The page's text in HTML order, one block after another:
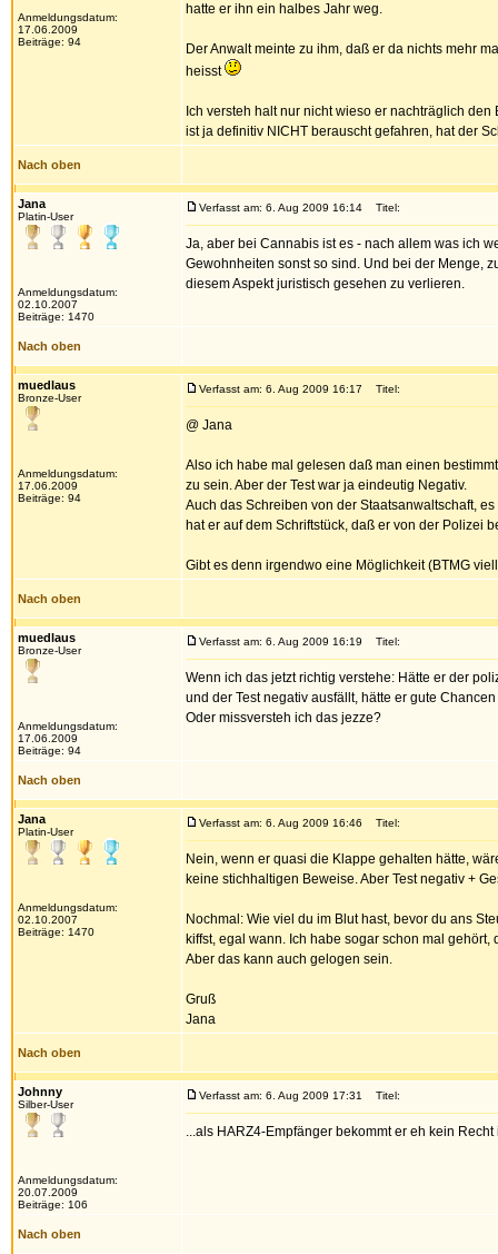
Anmeldungsdatum:
17.06.2009
Beiträge: 94
hatte er ihn ein halbes Jahr weg.
Der Anwalt meinte zu ihm, daß er da nichts mehr
heisst
Ich versteh halt nur nicht wieso er nachträglich
ist ja definitiv NICHT berauscht gefahren, hat der
Nach oben
Jana
Platin-User
Anmeldungsdatum:
02.10.2007
Beiträge: 1470
Verfasst am: 6. Aug 2009 16:14 Titel:
Ja, aber bei Cannabis ist es - nach allem was ich
Gewohnheiten sonst so sind. Und bei der Menge,
diesem Aspekt juristisch gesehen zu verlieren.
Nach oben
muedlaus
Bronze-User
Anmeldungsdatum:
17.06.2009
Beiträge: 94
Verfasst am: 6. Aug 2009 16:17 Titel:
@ Jana
Also ich habe mal gelesen daß man einen
zu sein. Aber der Test war ja eindeutig Negativ.
Auch das Schreiben von der Staatsanwaltschaft,
hat er auf dem Schriftstück, daß er von der Polizei
Gibt es denn irgendwo eine Möglichkeit (BTMG
Nach oben
muedlaus
Bronze-User
Anmeldungsdatum:
17.06.2009
Beiträge: 94
Verfasst am: 6. Aug 2009 16:19 Titel:
Wenn ich das jetzt richtig verstehe: Hätte er der
und der Test negativ ausfällt, hätte er gute
Oder missversteh ich das jezze?
Nach oben
Jana
Platin-User
Anmeldungsdatum:
02.10.2007
Beiträge: 1470
Verfasst am: 6. Aug 2009 16:46 Titel:
Nein, wenn er quasi die Klappe gehalten hätte,
keine stichhaltigen Beweise. Aber Test negativ +
Nochmal: Wie viel du im Blut hast, bevor du ans
kiffst, egal wann. Ich habe sogar schon mal
Aber das kann auch gelogen sein.
Gruß
Jana
Nach oben
Johnny
Silber-User
Anmeldungsdatum:
20.07.2009
Beiträge: 106
Verfasst am: 6. Aug 2009 17:31 Titel:
...als HARZ4-Empfänger bekommt er eh kein
Nach oben